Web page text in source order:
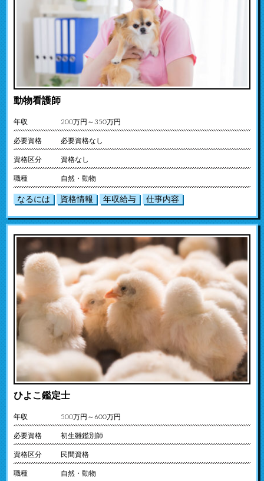
動物看護師
年収 200万円～350万円
必要資格 必要資格なし
資格区分 資格なし
職種 自然・動物
なるには 資格情報 年収給与 仕事内容
ひよこ鑑定士
年収 500万円～600万円
必要資格 初生雛鑑別師
資格区分 民間資格
職種 自然・動物